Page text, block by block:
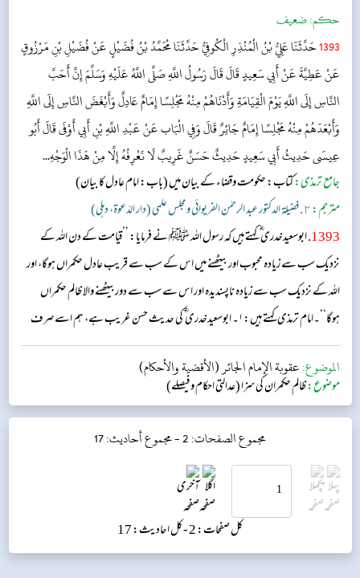
حکم:ضعیف
1393حَدَّثَنَا عَلِيُّ بْنُ الْمُنْذِرِ الْكُوفِيُّ حَدَّثَنَا مُحَمَّدُ بْنُ فُضَيْلٍ عَنْ فُضَيْلِ بْنِ مَرْزُوقٍ
عَنْ عَطِيَّةَ عَنْ أَبِي سَعِيدٍ قَالَ قَالَ رَسُولُ اللَّهِ صَلَّى اللَّهُ عَلَيْهِ وَسَلَّمَ إِنَّ أَحَبَّ
النَّاسِ إِلَى اللَّهِ يَوْمَ الْقِيَامَةِ وَأَدْنَاهُمْ مِنْهُ مَجْلِسًا إِمَامٌ عَادِلٌ وَأَبْغَضَ النَّاسِ إِلَى اللَّهِ
وَأَبْعَدَهُمْ مِنْهُ مَجْلِسًا إِمَامٌ جَائِرٌ قَالَ وَفِي الْبَاب عَنْ عَبْدِ اللَّهِ بْنِ أَبِي أَوْفَى قَالَ أَبُو
عِيسَى حَدِيثُ أَبِي سَعِيدٍ حَدِيثٌ حَسَنٌ غَرِيبٌ لَا نَعْرِفُهُ إِلَّا مِنْ هَذَا الْوَجْهِ...
جامع ترمذی:كتاب: حکومت وقضاء کے بیان میں(باب: امام عادل کا بیان​)
مترجم:٢. فضيلة الدكتور عبد الرحمٰن الفريوائي ومجلس علمي (دار الدّعوة، دهلي)
1393 . ابوسعیدخدری ؓ کہتے ہیں کہ رسول اللہ ﷺ نے فرمایا: ’’قیامت کے دن اللہ کے
نزدیک سب سے زیادہ محبوب اور بیٹھنے میں اس کے سب سے قریب عادل حکمراں ہوگا، اور
اللہ کے نزدیک سب سے زیادہ ناپسندیدہ اور اس سے سب سے دوربیٹھنے والا ظالم حکمراں
ہوگا‘‘۔امام ترمذی کہتے ہیں:۱۔ ابوسعیدخدری ؓ کی حدیث حسن غریب ہے، ہم اسے صرف
اسی طریق سے جانتے ہیں۔۲۔ اس باب میں عبداللہ بن ابی اوفی ؓ سے بھی روایت ہے ۔...
الموضوع:عقوبة الإمام الجائر (الأقضية والأحكام)
موضوع:ظالم حکمران کی سزا (عدالتی احکام و فیصلے)
مجموع الصفحات: 2 - مجموع أحاديث: 17
کل صفحات: 2 - کل احادیث: 17